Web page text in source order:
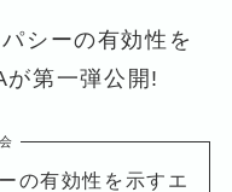
シーの有効性を
第一弾公開!
の有効性を示すエ